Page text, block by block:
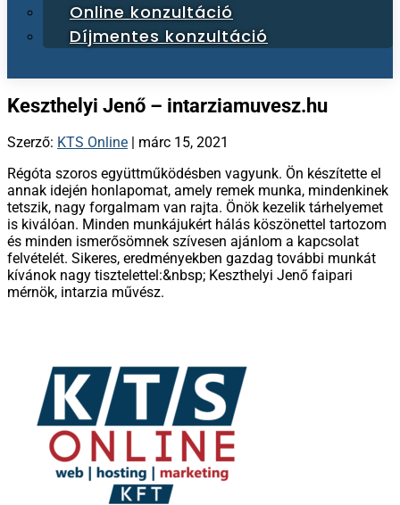
Online konzultáció
Díjmentes konzultáció
Keszthelyi Jenő – intarziamuvesz.hu
Szerző: KTS Online | márc 15, 2021
Régóta szoros együttműködésben vagyunk. Ön készítette el
annak idején honlapomat, amely remek munka, mindenkinek
tetszik, nagy forgalmam van rajta. Önök kezelik tárhelyemet
is kiválóan. Minden munkájukért hálás köszönettel tartozom
és minden ismerősömnek szívesen ajánlom a kapcsolat
felvételét. Sikeres, eredményekben gazdag további munkát
kívánok nagy tisztelettel:&nbsp; Keszthelyi Jenő faipari
mérnök, intarzia művész.